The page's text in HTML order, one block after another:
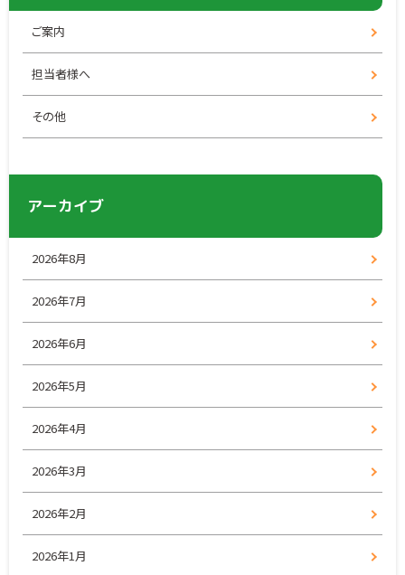
ご案内
担当者様へ
その他
アーカイブ
2026年8月
2026年7月
2026年6月
2026年5月
2026年4月
2026年3月
2026年2月
2026年1月